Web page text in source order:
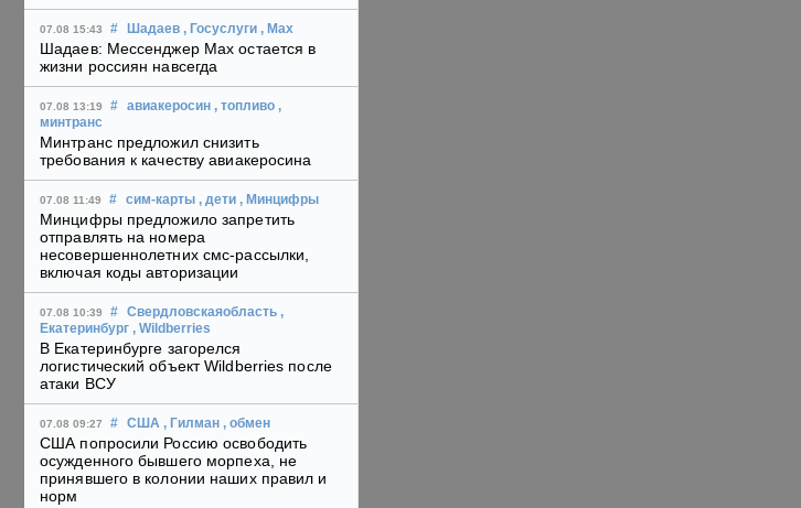
07.08 15:43 # Шадаев , Госуслуги , Max
Шадаев: Мессенджер Max остается в
жизни россиян навсегда
07.08 13:19 # авиакеросин , топливо ,
минтранс
Минтранс предложил снизить
требования к качеству авиакеросина
07.08 11:49 # сим-карты , дети , Минцифры
Минцифры предложило запретить
отправлять на номера
несовершеннолетних смс-рассылки,
включая коды авторизации
07.08 10:39 # Свердловскаяобласть ,
Екатеринбург , Wildberries
В Екатеринбурге загорелся
логистический объект Wildberries после
атаки ВСУ
07.08 09:27 # США , Гилман , обмен
США попросили Россию освободить
осужденного бывшего морпеха, не
принявшего в колонии наших правил и
норм